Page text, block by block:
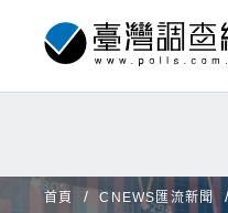
首頁 CNEWS匯流新聞